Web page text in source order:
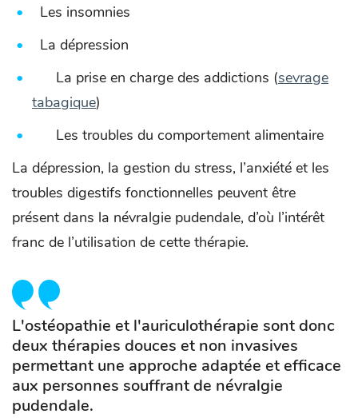
Les insomnies
La dépression
La prise en charge des addictions (sevrage
tabagique)
Les troubles du comportement alimentaire
La dépression, la gestion du stress, l’anxiété et les
troubles digestifs fonctionnelles peuvent être
présent dans la névralgie pudendale, d’où l’intérêt
franc de l’utilisation de cette thérapie.
L'ostéopathie et l'auriculothérapie sont donc
deux thérapies douces et non invasives
permettant une approche adaptée et efficace
aux personnes souffrant de névralgie
pudendale.